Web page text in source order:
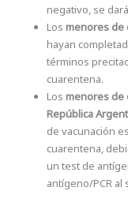
negativo, se
Losmenores de
hayan
términos
cuarentena.
Losmenores de
República
de vacunación
cuarentena,
un test de
antígeno/PCR al